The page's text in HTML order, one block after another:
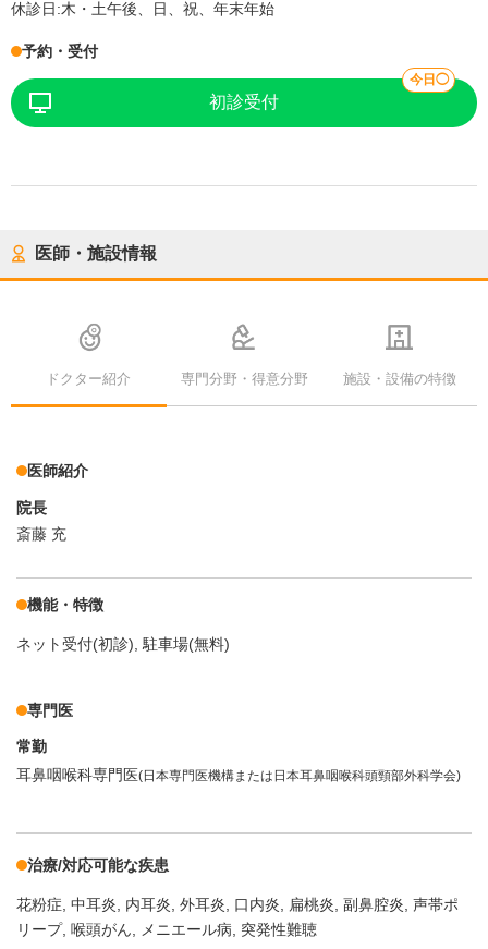
休診日:木・土午後、日、祝、年末年始
予約・受付
初診受付
今日◯
医師・施設情報
ドクター紹介 専門分野・得意分野 施設・設備の特徴
医師紹介
院長
斎藤 充
機能・特徴
ネット受付(初診) 駐車場(無料)
専門医
常勤
耳鼻咽喉科専門医(日本専門医機構または日本耳鼻咽喉科頭頸部外科学会)
治療/対応可能な疾患
花粉症 中耳炎 内耳炎 外耳炎 口内炎 扁桃炎 副鼻腔炎 声帯ポ
リープ 喉頭がん メニエール病 突発性難聴